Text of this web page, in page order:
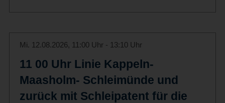
Mi. 12.08.2026, 11:00 Uhr - 13:10 Uhr
11 00 Uhr Linie Kappeln-
Maasholm- Schleimünde und
zurück mit Schleipatent für die